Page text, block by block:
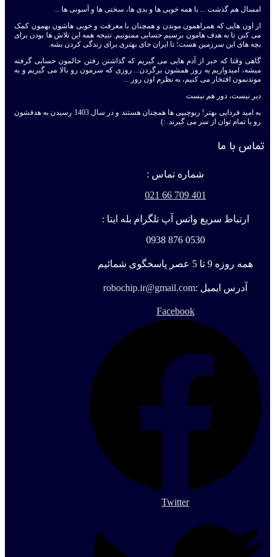
امسال هم گذشت ... با همه خوبی ها و بدی ها، سختی ها و آسونی ها ...
از اون هایی که همراهمون موندن و همچنان با معرفت و خوبی هاشون بهمون کمک
می کنن تا به هدف هامون برسیم حسابی ممنونیم. نتیجه همه این تلاش ها بودن برای
بچه های این سرزمین هست؛ تا ایران جای بهتری برای زندگی کردن بشه.
گاهی وقتا که خبر از آدم هایی می گیریم که گذاشتن رفتن حالمون حسابی گرفته
میشه، امیدواریم یه روز همشون برگردن... روزی که سرمون رو بالا می گیریم و به
موندنمون افتخار می کنیم، به نظرم اون روز ...
دیر نیست، دور هم نیست
به امید فردایی بهتر! ربوچیپی ها همچنان هستند و در سال 1403 رسیدن به هدفشون
رو با تمام توان از سر می گیرند. :)
تماس با ما
شماره تماس :
401 709 66 021
ارتباط سریع واتس آپ تلگرام بله ایتا :
0530 876 0938
همه روزه 9 تا 5 عصر پاسخگوی شمائیم
آدرس ایمیل :robochip.ir@gmail.com
Facebook
Twitter